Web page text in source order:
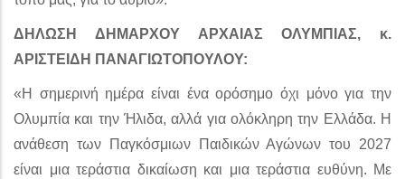
ΔΗΛΩΣΗ ΔΗΜΑΡΧΟΥ ΑΡΧΑΙΑΣ ΟΛΥΜΠΙΑΣ, κ.
ΑΡΙΣΤΕΙΔΗ ΠΑΝΑΓΙΩΤΟΠΟΥΛΟΥ:
«Η σημερινή ημέρα είναι ένα ορόσημο όχι μόνο για την
Ολυμπία και την Ήλιδα, αλλά για ολόκληρη την Ελλάδα. Η
ανάθεση των Παγκόσμιων Παιδικών Αγώνων του 2027
είναι μια τεράστια δικαίωση και μια τεράστια ευθύνη. Με